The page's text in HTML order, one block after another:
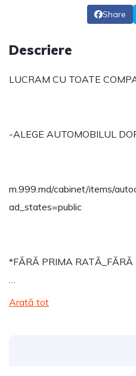
Share
Descriere
LUCRAM CU TOATE
-ALEGE AUTOMOBILUL
m.999.md/cabinet/items/
ad_states=public
*FĂRĂ PRIMA
…
Arată tot